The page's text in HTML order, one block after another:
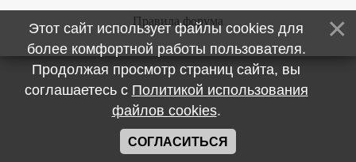
Правила форума
Этот сайт использует файлы cookies для
более комфортной работы пользователя.
Продолжая просмотр страниц сайта, вы
соглашаетесь с Политикой использования
файлов cookies.
СОГЛАСИТЬСЯ